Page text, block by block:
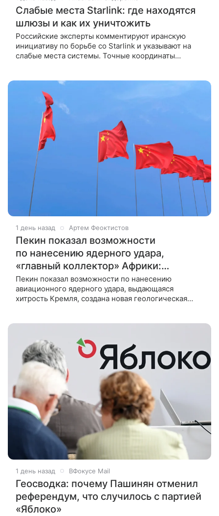
Слабые места Starlink: где находятся
шлюзы и как их уничтожить
Российские эксперты комментируют иранскую
инициативу по борьбе со Starlink и указывают на
слабые места системы. Точные координаты
1 день назад Артем Феоктистов
Пекин показал возможности
по нанесению ядерного удара,
«главный коллектор» Африки:
дайджест СМИ Китая
Пекин показал возможности по нанесению
авиационного ядерного удара, выдающаяся
хитрость Кремля, создана новая геологическая
1 день назад ВФокусе Mail
Геосводка: почему Пашинян отменил
референдум, что случилось с партией
«Яблоко»